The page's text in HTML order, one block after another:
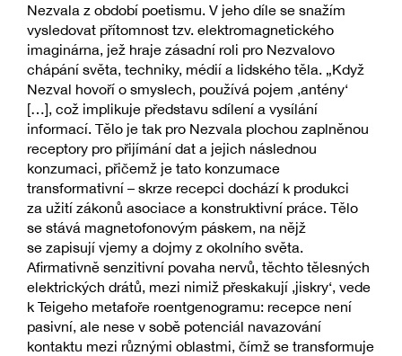
Nezvala z období poetismu. V jeho díle se snažím
vysledovat přítomnost tzv. elektromagnetického
imaginárna, jež hraje zásadní roli pro Nezvalovo
chápání světa, techniky, médií a lidského těla. „Když
Nezval hovoří o smyslech, používá pojem ‚antény‘
[…], což implikuje představu sdílení a vysílání
informací. Tělo je tak pro Nezvala plochou zaplněnou
receptory pro přijímání dat a jejich následnou
konzumaci, přičemž je tato konzumace
transformativní – skrze recepci dochází k produkci
za užití zákonů asociace a konstruktivní práce. Tělo
se stává magnetofonovým páskem, na nějž
se zapisují vjemy a dojmy z okolního světa.
Afirmativně senzitivní povaha nervů, těchto tělesných
elektrických drátů, mezi nimiž přeskakují ‚jiskry‘, vede
k Teigeho metafoře roentgenogramu: recepce není
pasivní, ale nese v sobě potenciál navazování
kontaktu mezi různými oblastmi, čímž se transformuje